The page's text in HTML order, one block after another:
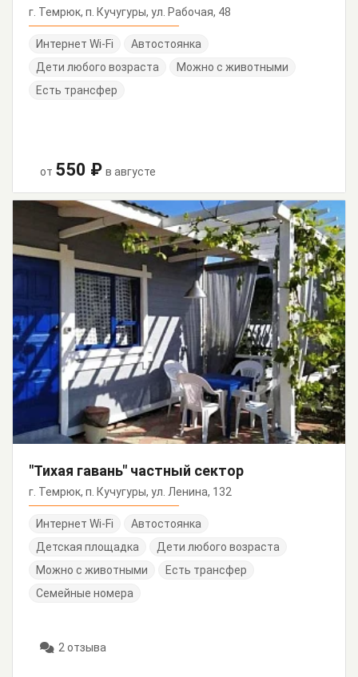
г. Темрюк, п. Кучугуры, ул. Рабочая, 48
Интернет Wi-Fi
Автостоянка
Дети любого возраста
Можно с животными
Есть трансфер
от 550 ₽ в августе
"Тихая гавань" частный сектор
г. Темрюк, п. Кучугуры, ул. Ленина, 132
Интернет Wi-Fi
Автостоянка
Детская площадка
Дети любого возраста
Можно с животными
Есть трансфер
Семейные номера
2 отзыва